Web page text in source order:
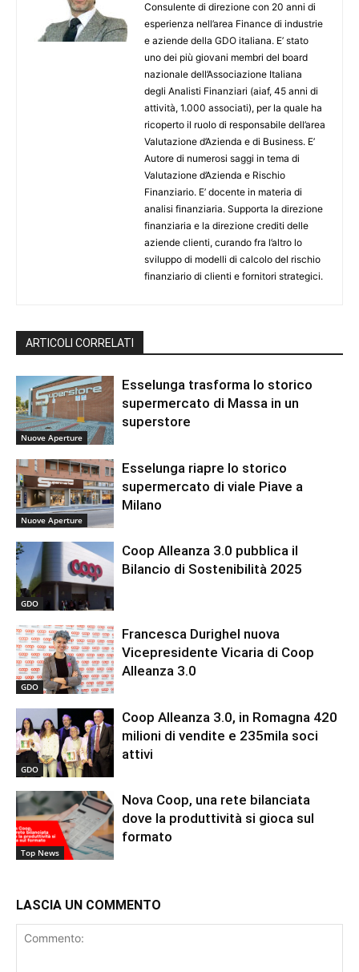
Consulente di direzione con 20 anni di
esperienza nell’area Finance di industrie
e aziende della GDO italiana. E’ stato
uno dei più giovani membri del board
nazionale dell’Associazione Italiana
degli Analisti Finanziari (aiaf, 45 anni di
attività, 1.000 associati), per la quale ha
ricoperto il ruolo di responsabile dell’area
Valutazione d’Azienda e di Business. E’
Autore di numerosi saggi in tema di
Valutazione d’Azienda e Rischio
Finanziario. E’ docente in materia di
analisi finanziaria. Supporta la direzione
finanziaria e la direzione crediti delle
aziende clienti, curando fra l’altro lo
sviluppo di modelli di calcolo del rischio
finanziario di clienti e fornitori strategici.
ARTICOLI CORRELATI
Nuove Aperture
Esselunga trasforma lo storico
supermercato di Massa in un
superstore
Nuove Aperture
Esselunga riapre lo storico
supermercato di viale Piave a
Milano
GDO
Coop Alleanza 3.0 pubblica il
Bilancio di Sostenibilità 2025
GDO
Francesca Durighel nuova
Vicepresidente Vicaria di Coop
Alleanza 3.0
GDO
Coop Alleanza 3.0, in Romagna 420
milioni di vendite e 235mila soci
attivi
Top News
Nova Coop, una rete bilanciata
dove la produttività si gioca sul
formato
LASCIA UN COMMENTO